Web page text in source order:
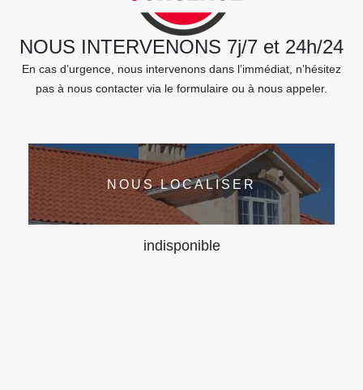
NOUS INTERVENONS 7j/7 et 24h/24
En cas d’urgence, nous intervenons dans l’immédiat, n’hésitez
pas à nous contacter via le formulaire ou à nous appeler.
NOUS LOCALISER
indisponible